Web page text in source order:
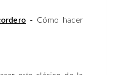
- Cómo hacer